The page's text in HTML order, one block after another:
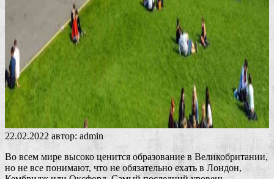
22.02.2022 автор: admin
Во всем мире высоко ценится образование в Великобритании,
но не все понимают, что не обязательно ехать в Лондон,